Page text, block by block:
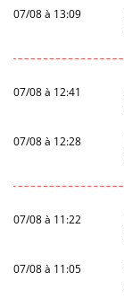
07/08 à 13:09
07/08 à 12:41
07/08 à 12:28
07/08 à 11:22
07/08 à 11:05